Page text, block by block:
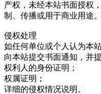
产权，未经本站书面授权
制、传播或用于商业用途。
侵权处理
如任何单位或个人认为本
向本站提交书面通知，并
权利人的身份证明；
权属证明；
详细的侵权情况说明。